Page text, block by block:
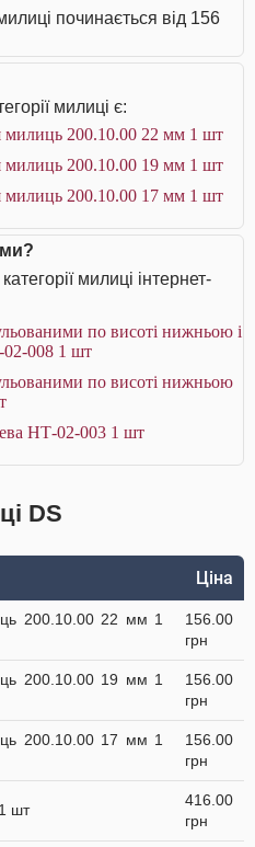
починається від 156
милиці є:
200.10.00 22 мм 1 шт
200.10.00 19 мм 1 шт
200.10.00 17 мм 1 шт
милиці інтернет-
по висоті нижньою і
008 1 шт
по висоті нижньою
НТ-02-003 1 шт
DS
Ціна
200.10.00 22 мм 1
156.00
грн
200.10.00 19 мм 1
156.00
грн
200.10.00 17 мм 1
156.00
грн
шт
416.00
грн